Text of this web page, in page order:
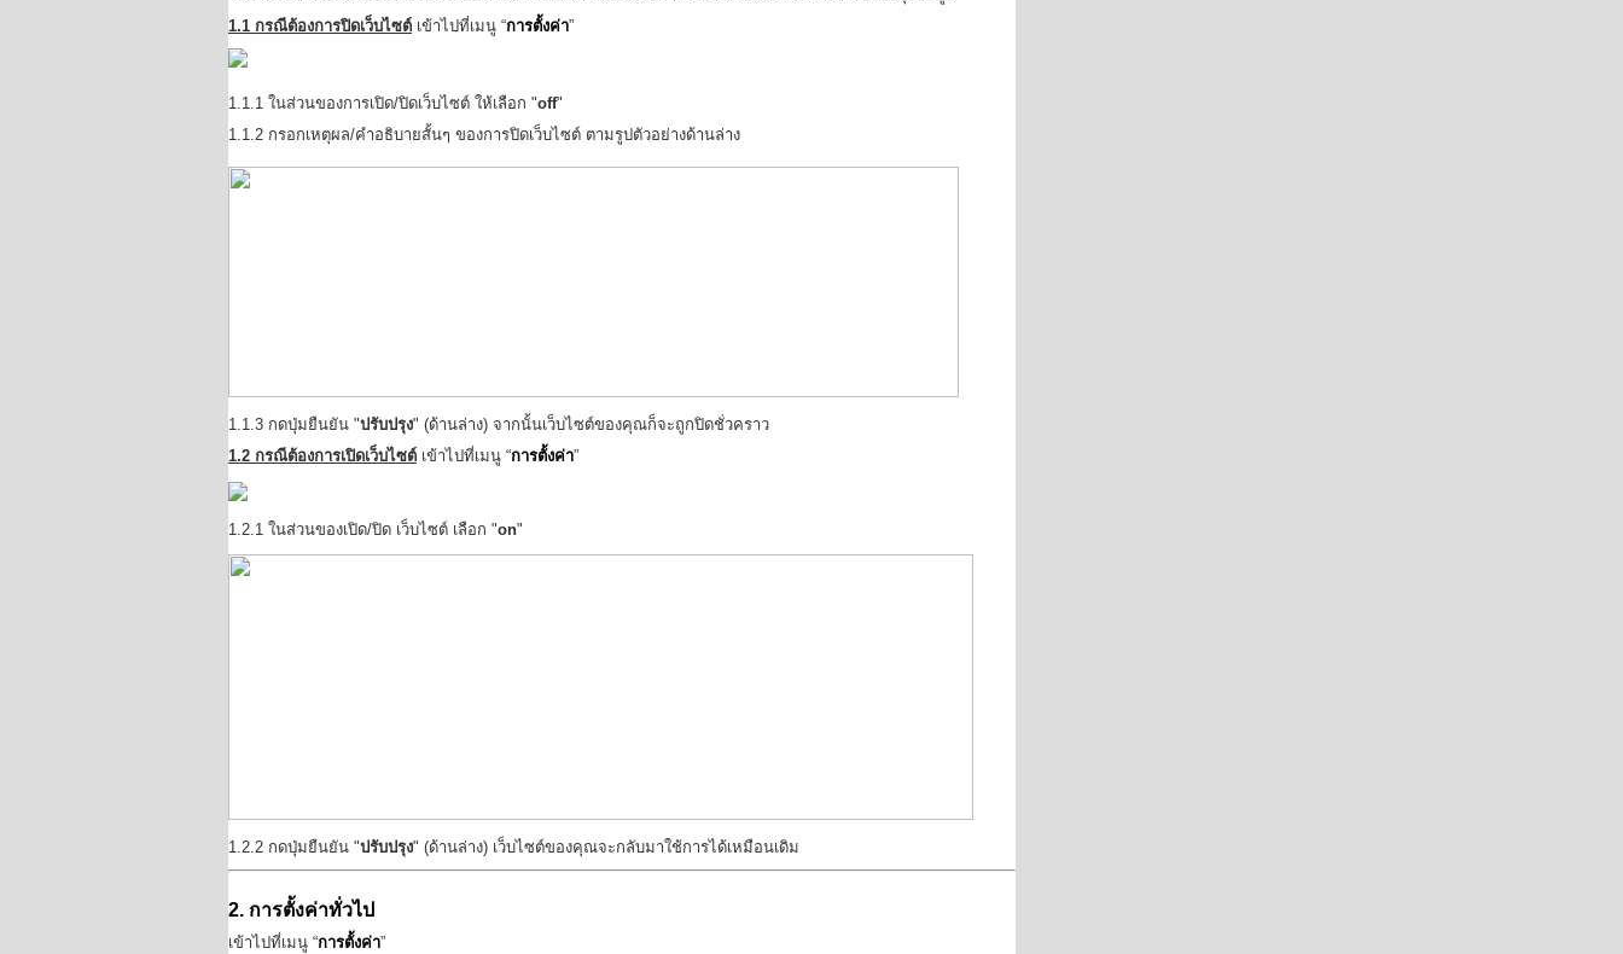
1.1 กรณีต้องการปิดเว็บไซต์ เข้าไปที่เมนู “การตั้งค่า”
1.1.1 ในส่วนของการเปิด/ปิดเว็บไซต์ ให้เลือก "off"
1.1.2 กรอกเหตุผล/คำอธิบายสั้นๆ ของการปิดเว็บไซต์ ตามรูปตัวอย่างด้านล่าง
1.1.3 กดปุ่มยืนยัน "ปรับปรุง" (ด้านล่าง) จากนั้นเว็บไซต์ของคุณก็จะถูกปิดชั่วคราว
1.2 กรณีต้องการเปิดเว็บไซต์ เข้าไปที่เมนู “การตั้งค่า”
1.2.1 ในส่วนของเปิด/ปิด เว็บไซต์ เลือก "on"
1.2.2 กดปุ่มยืนยัน "ปรับปรุง" (ด้านล่าง) เว็บไซต์ของคุณจะกลับมาใช้การได้เหมือนเดิม
2. การตั้งค่าทั่วไป
เข้าไปที่เมนู “การตั้งค่า”